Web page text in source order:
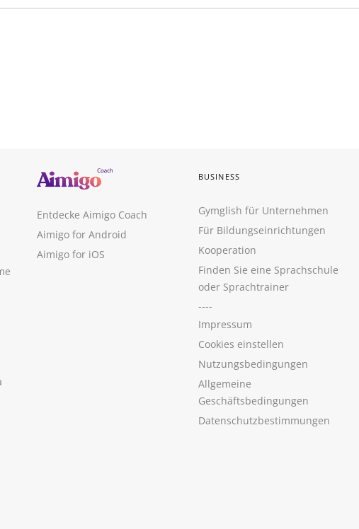
Entdecke Aimigo Coach
Aimigo for Android
Aimigo for iOS
BUSINESS
Gymglish für Unternehmen
Für Bildungseinrichtungen
Kooperation
Finden Sie eine Sprachschule
oder Sprachtrainer
----
Impressum
Cookies einstellen
Nutzungsbedingungen
Allgemeine
Geschäftsbedingungen
Datenschutzbestimmungen